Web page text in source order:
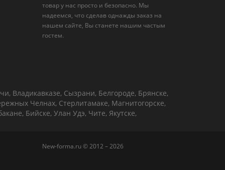
товар у нас просто и безопасно. Мы
надеемся, что сделав однажды заказ на
нашем сайте, Вы станете нашим частым
гостем.
Владикавказе, Сызрани, Белгороде, Брянске,
Челнах, Стерлитамаке, Магнитогорске,
Бийске, Улан Удэ, Чите, Якутске,
New-forma.ru © 2012 – 2026